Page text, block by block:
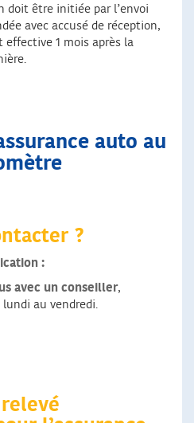
doit être initiée par l’envoi
avec accusé de réception,
1 mois après la
auto au
?
:
avec un conseiller,
lundi au vendredi.
relevé